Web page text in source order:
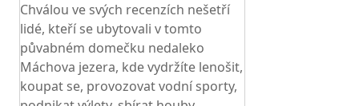
Chválou ve svých recenzích nešetří
lidé, kteří se ubytovali v tomto
půvabném domečku nedaleko
Máchova jezera, kde vydržíte lenošit,
koupat se, provozovat vodní sporty,